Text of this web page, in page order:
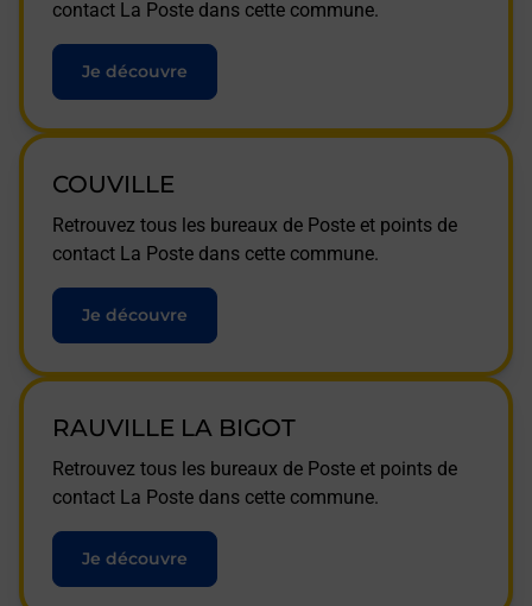
contact La Poste dans cette commune.
Je découvre
COUVILLE
Retrouvez tous les bureaux de Poste et points de
contact La Poste dans cette commune.
Je découvre
RAUVILLE LA BIGOT
Retrouvez tous les bureaux de Poste et points de
contact La Poste dans cette commune.
Je découvre